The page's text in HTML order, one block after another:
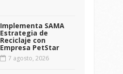
Implementa SAMA
Estrategia de
Reciclaje con
Empresa PetStar
7 agosto, 2026